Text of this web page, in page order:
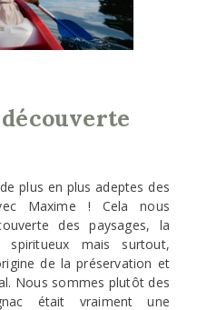
plus en plus adeptes des
Maxime ! Cela nous
des paysages, la
mais surtout,
de la préservation et
Nous sommes plutôt des
était vraiment une